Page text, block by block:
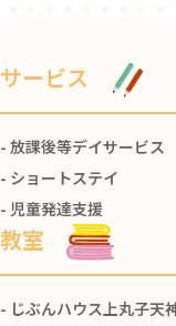
サービス
放課後等デイサービス
ショートステイ
児童発達支援
教室
じぶんハウス上丸子天